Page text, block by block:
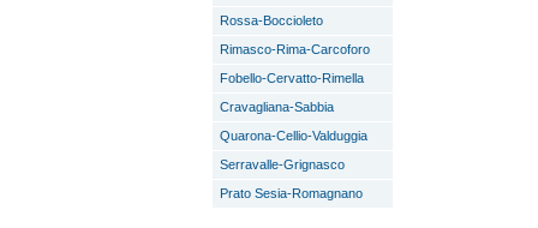
Rossa-Boccioleto
Rimasco-Rima-Carcoforo
Fobello-Cervatto-Rimella
Cravagliana-Sabbia
Quarona-Cellio-Valduggia
Serravalle-Grignasco
Prato Sesia-Romagnano